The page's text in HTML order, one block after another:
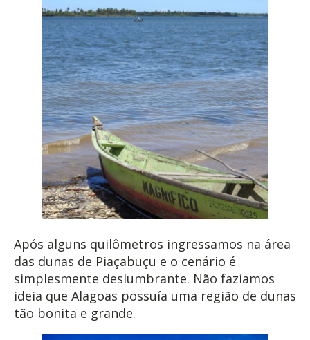
Após alguns quilômetros ingressamos na área
das dunas de Piaçabuçu e o cenário é
simplesmente deslumbrante. Não fazíamos
ideia que Alagoas possuía uma região de dunas
tão bonita e grande.